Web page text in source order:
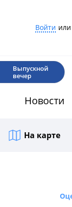
Войти или
Выпускной
вечер
Новости
На карте